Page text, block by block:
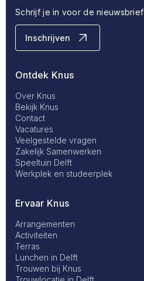
Schrijf je in voor de nieuwsbrief
Inschrijven
Ontdek Knus
Footer
Primary
Over Knus
Bekijk Knus
Contact
Vacatures
Veelgestelde vragen
Zakelijk Samenwerken
Speeltuin Delft
Werkplek en studeerplek
Ervaar Knus
Footer
Secondary
Arrangementen
Activiteiten
Terras
Lunchen in Delft
Trouwen bij Knus